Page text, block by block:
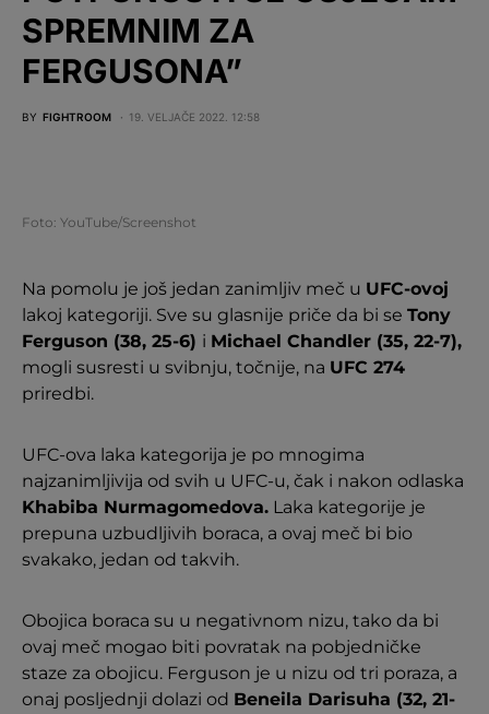
SPREMNIM ZA
FERGUSONA”
BY FIGHTROOM 19. VELJAČE 2022. 12:58
Foto: YouTube/Screenshot
Na pomolu je još jedan zanimljiv meč u UFC-ovoj
lakoj kategoriji. Sve su glasnije priče da bi se Tony
Ferguson (38, 25-6) i Michael Chandler (35, 22-7),
mogli susresti u svibnju, točnije, na UFC 274
priredbi.
UFC-ova laka kategorija je po mnogima
najzanimljivija od svih u UFC-u, čak i nakon odlaska
Khabiba Nurmagomedova. Laka kategorije je
prepuna uzbudljivih boraca, a ovaj meč bi bio
svakako, jedan od takvih.
Obojica boraca su u negativnom nizu, tako da bi
ovaj meč mogao biti povratak na pobjedničke
staze za obojicu. Ferguson je u nizu od tri poraza, a
onaj posljednji dolazi od Beneila Darisuha (32, 21-